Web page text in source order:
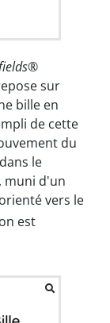
sur
bille en
de cette
du
le
muni d'un
vers le
est